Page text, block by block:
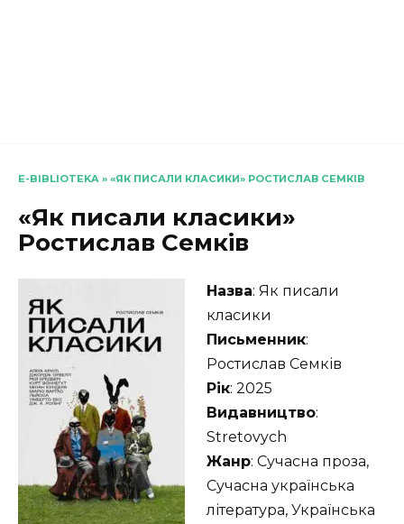
E-BIBLIOTEKA » «ЯК ПИСАЛИ КЛАСИКИ» РОСТИСЛАВ СЕМКІВ
«Як писали класики»
Ростислав Семків
Назва: Як писали
класики
Письменник:
Ростислав Семків
Рік: 2025
Видавництво:
Stretovych
Жанр: Сучасна проза,
Сучасна українська
література, Українська